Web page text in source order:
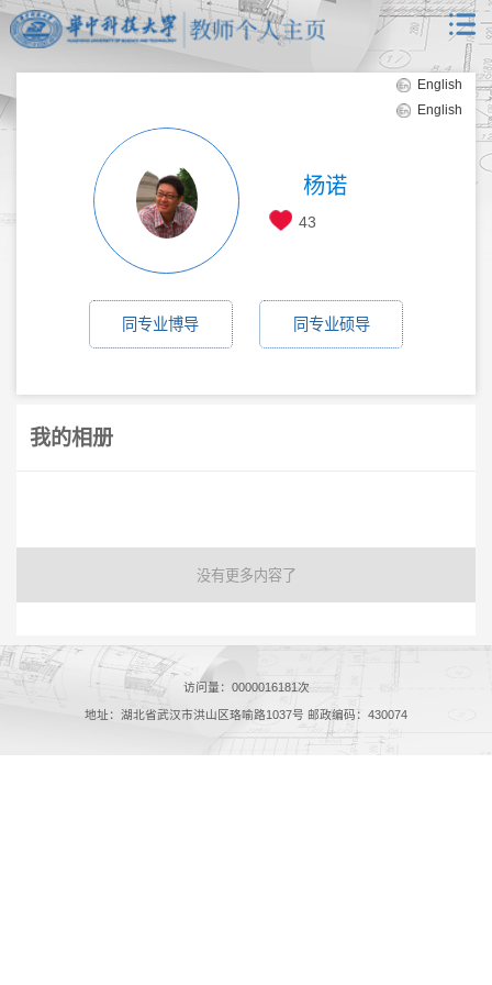
English
English
杨诺
43
同专业博导 同专业硕导
我的相册
没有更多内容了
访问量： 0000016181 次
地址：湖北省武汉市洪山区珞喻路1037号 邮政编码：430074